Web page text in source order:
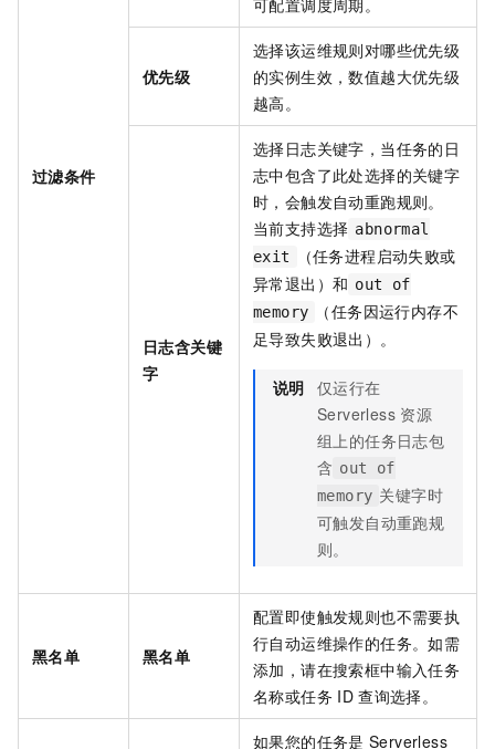
过滤条件
优先级
选择该运维规则对哪些优先级
的实例生效，数值越大优先级
越高。
日志含关键
字
选择日志关键字，当任务的日
志中包含了此处选择的关键字
时，会触发自动重跑规则。
当前支持选择 abnormal
exit
（任务进程启动失败或
异常退出）和 out of
memory
（任务因运行内存不
足导致失败退出）。
说明 仅运行在
Serverless 资源
组上的任务日志包
含 out of
memory 关键字时
可触发自动重跑规
则。
黑名单 黑名单
配置即使触发规则也不需要执
行自动运维操作的任务。如需
添加，请在搜索框中输入任务
名称或任务 ID 查询选择。
如果您的任务是 Serverless